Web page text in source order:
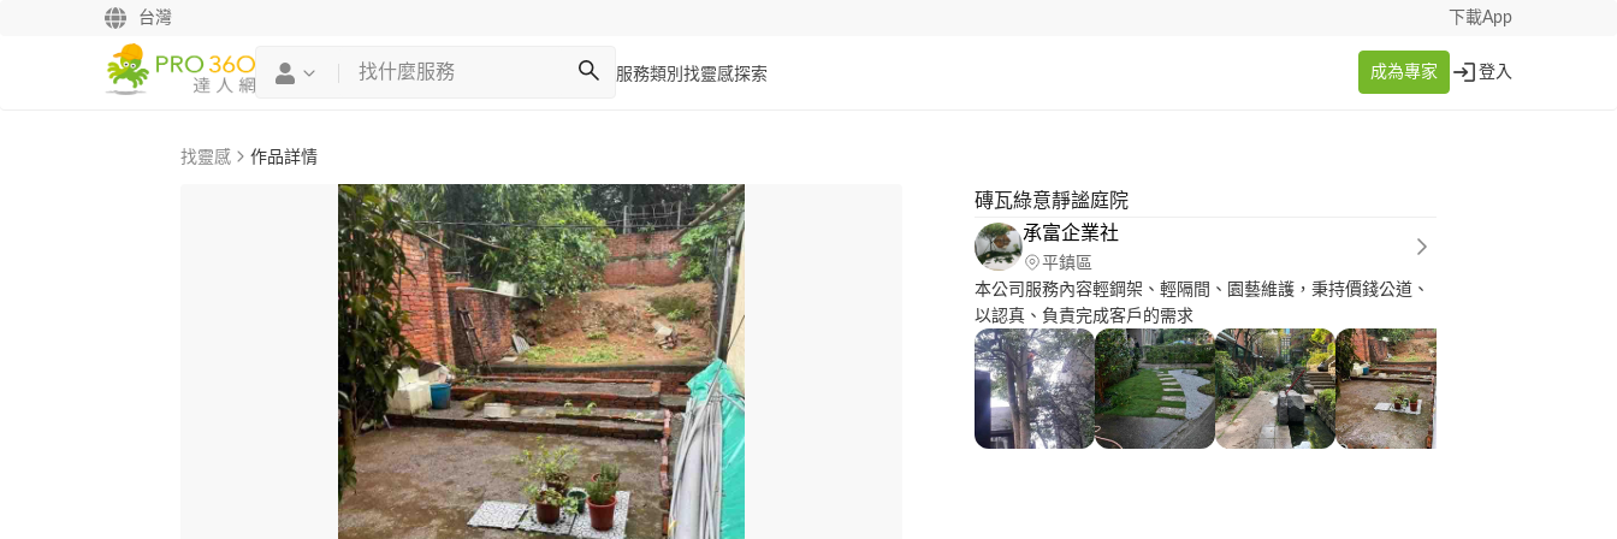
台灣 下載App
服務類別 找靈感探索 成為專家 登入
找靈感 作品詳情
磚瓦綠意靜謐庭院
承富企業社
平鎮區
本公司服務內容輕鋼架、輕隔間、園藝維護，秉持價錢公道、
以認真、負責完成客戶的需求